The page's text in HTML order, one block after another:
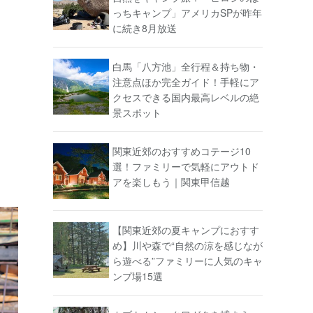
っちキャンプ」アメリカSPが昨年
に続き8月放送
白馬「八方池」全行程＆持ち物・
注意点ほか完全ガイド！手軽にア
クセスできる国内最高レベルの絶
景スポット
関東近郊のおすすめコテージ10
選！ファミリーで気軽にアウトド
アを楽しもう｜関東甲信越
【関東近郊の夏キャンプにおすす
め】川や森で“自然の涼を感じなが
ら遊べる”ファミリーに人気のキャ
ンプ場15選